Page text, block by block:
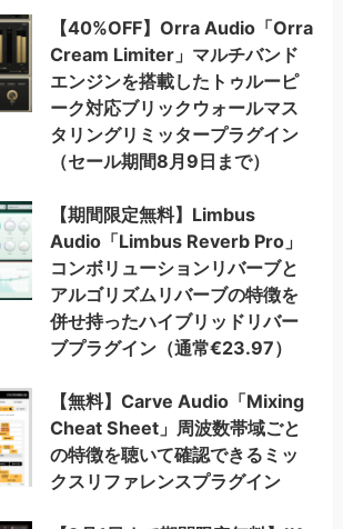
【40%OFF】Orra Audio「Orra
Cream Limiter」マルチバンド
エンジンを搭載したトゥルーピ
ーク対応ブリックウォールマス
タリングリミッタープラグイン
（セール期間8月9日まで）
【期間限定無料】Limbus
Audio「Limbus Reverb Pro」
コンボリューションリバーブと
アルゴリズムリバーブの特徴を
併せ持ったハイブリッドリバー
ブプラグイン（通常€23.97）
【無料】Carve Audio「Mixing
Cheat Sheet」周波数帯域ごと
の特徴を聴いて確認できるミッ
クスリファレンスプラグイン